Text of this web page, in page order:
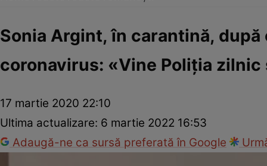
Sonia Argint, în carantină,
coronavirus: «Vine Poliţia zilnic
17 martie 2020 22:10
Ultima actualizare: 6 martie 2022 16:53
Adaugă-ne ca sursă preferată în Google